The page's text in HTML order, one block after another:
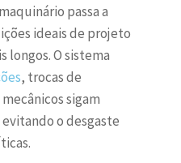
passa a
ideais de projeto
longos. O sistema
, trocas de
sigam
o desgaste